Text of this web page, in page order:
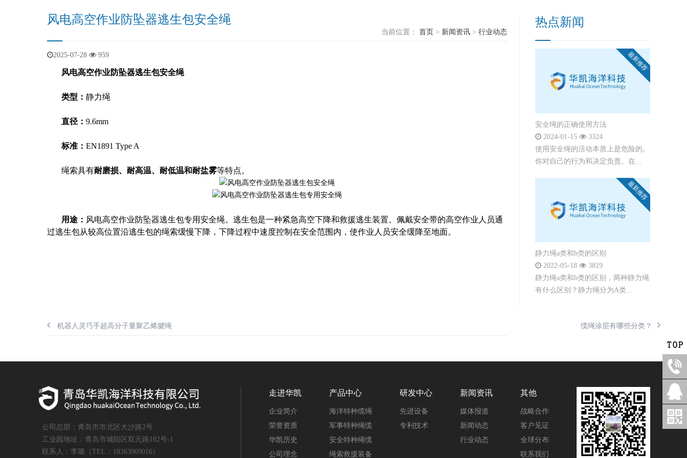
风电高空作业防坠器逃生包安全绳
当前位置： 首页 > 新闻资讯 > 行业动态
2025-07-28 959
风电高空作业防坠器逃生包安全绳
类型： 静力绳
直径： 9.6mm
标准： EN1891 Type A
绳索具有耐磨损、耐高温、耐低温和耐盐雾等特点。
用途： 风电高空作业防坠器逃生包专用安全绳。逃生包是一种紧急高空下降和救援逃生装置。佩戴安全带的高空作业人员通
过逃生包从较高位置沿逃生包的绳索缓慢下降，下降过程中速度控制在安全范围内，使作业人员安全缓降至地面。
机器人灵巧手超高分子量聚乙烯腱绳 缆绳涂层有哪些分类？
热点新闻
最新推荐
安全绳的正确使用方法
2024-01-15 3324
使用安全绳的活动本质上是危险的。
你对自己的行为和决定负责。在...
最新推荐
静力绳a类和b类的区别
2022-05-18 3819
静力绳a类和b类的区别，两种静力绳
有什么区别？静力绳分为A类...
公司总部：青岛市市北区大沙路2号
工业园地址：青岛市城阳区双元路182号-1
联系人：李璐（TEL：18363969016）
走进华凯
企业简介
荣誉资质
华凯历史
公司理念
产品中心
海洋特种缆绳
军事特种绳缆
安全特种绳缆
绳索救援装备
研发中心
先进设备
专利技术
新闻资讯
媒体报道
新闻动态
行业动态
其他
战略合作
客户见证
全球分布
联系我们